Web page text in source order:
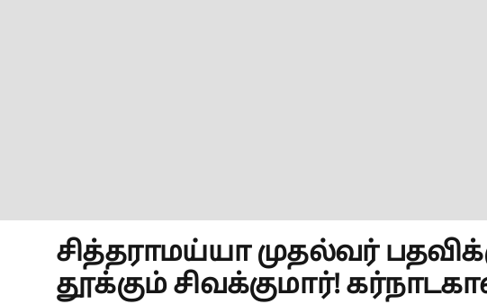
சித்தராமய்யா முதல்வர்
தூக்கும் சிவக்குமார்!